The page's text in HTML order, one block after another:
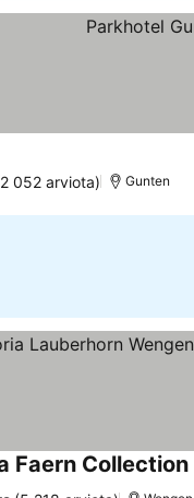
052 arviota) Gunten
Faern